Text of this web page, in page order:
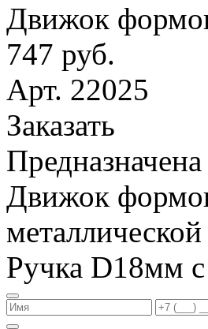
Движок
747 руб.
Арт. 22025
Заказать
Движок
Ручка D18мм